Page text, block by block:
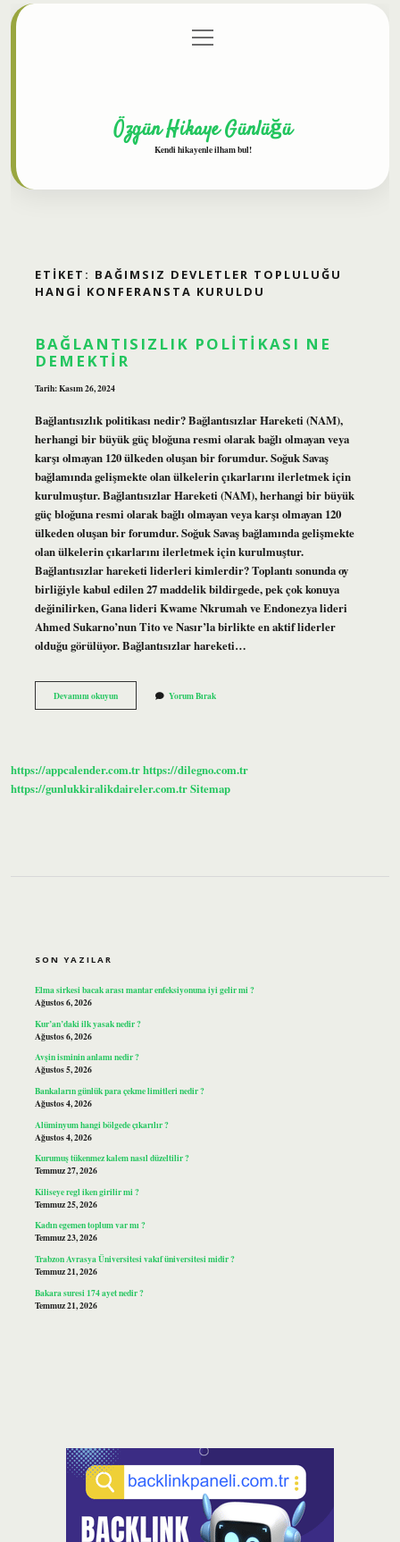
Gizlilik Politikası
menüyü
aç
Özgün Hikaye Günlüğü
Kendi hikayenle ilham bul!
ETIKET: BAĞIMSIZ DEVLETLER TOPLULUĞU
HANGI KONFERANSTA KURULDU
BAĞLANTISIZLIK POLITIKASI NE
DEMEKTIR
Tarih: Kasım 26, 2024
Bağlantısızlık politikası nedir? Bağlantısızlar Hareketi (NAM),
herhangi bir büyük güç bloğuna resmi olarak bağlı olmayan veya
karşı olmayan 120 ülkeden oluşan bir forumdur. Soğuk Savaş
bağlamında gelişmekte olan ülkelerin çıkarlarını ilerletmek için
kurulmuştur. Bağlantısızlar Hareketi (NAM), herhangi bir büyük
güç bloğuna resmi olarak bağlı olmayan veya karşı olmayan 120
ülkeden oluşan bir forumdur. Soğuk Savaş bağlamında gelişmekte
olan ülkelerin çıkarlarını ilerletmek için kurulmuştur.
Bağlantısızlar hareketi liderleri kimlerdir? Toplantı sonunda oy
birliğiyle kabul edilen 27 maddelik bildirgede, pek çok konuya
değinilirken, Gana lideri Kwame Nkrumah ve Endonezya lideri
Ahmed Sukarno’nun Tito ve Nasır’la birlikte en aktif liderler
olduğu görülüyor. Bağlantısızlar hareketi…
Devamını okuyunBağlantısızlık
Politikası
Yorum Bırak
https://appcalender.com.trhttps://dilegno.com.tr
https://gunlukkiralikdaireler.com.trSitemap
SON YAZILAR
Elma sirkesi bacak arası mantar enfeksiyonuna iyi gelir mi ?
Ağustos 6, 2026
Kur’an’daki ilk yasak nedir ?
Ağustos 6, 2026
Avşin isminin anlamı nedir ?
Ağustos 5, 2026
Bankaların günlük para çekme limitleri nedir ?
Ağustos 4, 2026
Alüminyum hangi bölgede çıkarılır ?
Ağustos 4, 2026
Kurumuş tükenmez kalem nasıl düzeltilir ?
Temmuz 27, 2026
Kiliseye regl iken girilir mi ?
Temmuz 25, 2026
Kadın egemen toplum var mı ?
Temmuz 23, 2026
Trabzon Avrasya Üniversitesi vakıf üniversitesi midir ?
Temmuz 21, 2026
Bakara suresi 174 ayet nedir ?
Temmuz 21, 2026